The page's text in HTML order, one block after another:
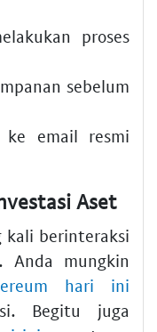
proses
sebelum
ke email resmi
Aset
kali berinteraksi
Anda mungkin
hari ini
Begitu juga